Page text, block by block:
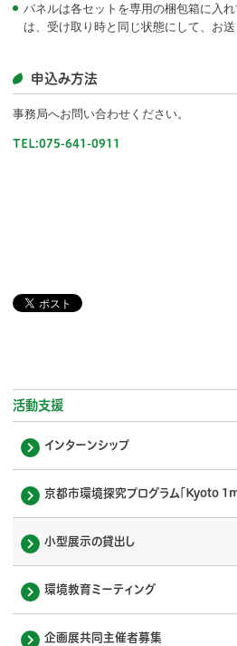
パネルは各セットを専用の梱包箱に入
は、受け取り時と同じ状態にして、お送
申込み方法
事務局へお問い合わせください。
TEL:075-641-0911
活動支援
インターンシップ
京都市環境探究プログラム「Kyoto
小型展示の貸出し
環境教育ミーティング
企画展共同主催者募集